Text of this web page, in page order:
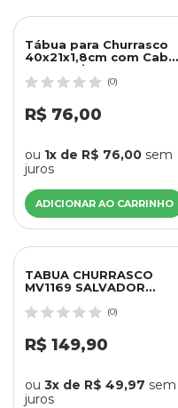
Tábua para Churrasco
40x21x1,8cm com Cabo
Tramontina
(0)
R$ 76,00
ou 1x de R$ 76,00 sem
juros
ADICIONAR AO CARRINHO
TABUA CHURRASCO
MV1169 SALVADOR
NOVO TEMPO(0)
R$ 149,90
ou 3x de R$ 49,97 sem
juros